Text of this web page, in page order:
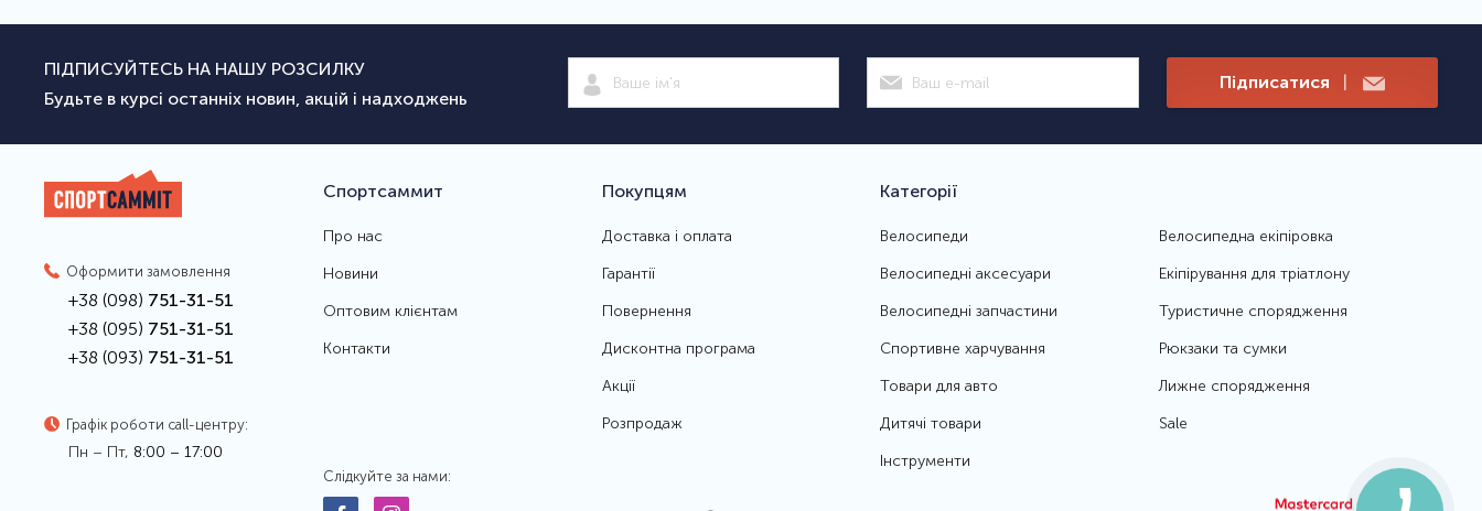
ПІДПИСУЙТЕСЬ НА НАШУ РОЗСИЛКУ
Будьте в курсі останніх новин, акцій і надходжень
Підписатися |
Оформити замовлення
+38 (098) 751-31-51
+38 (095) 751-31-51
+38 (093) 751-31-51
Графік роботи call-центру:
Пн – Пт, 8:00 – 17:00
Спортсаммит
Про нас
Новини
Оптовим клієнтам
Контакти
Покупцям
Доставка і оплата
Гарантії
Повернення
Дисконтна програма
Акції
Розпродаж
Категорії
Велосипеди
Велосипедні аксесуари
Велосипедні запчастини
Спортивне харчування
Товари для авто
Дитячі товари
Інструменти
Велосипедна екіпіровка
Екіпірування для тріатлону
Туристичне спорядження
Рюкзаки та сумки
Лижне спорядження
Sale
Слідкуйте за нами: